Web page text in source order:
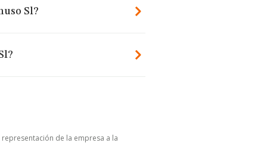
Sl?
de la empresa a la